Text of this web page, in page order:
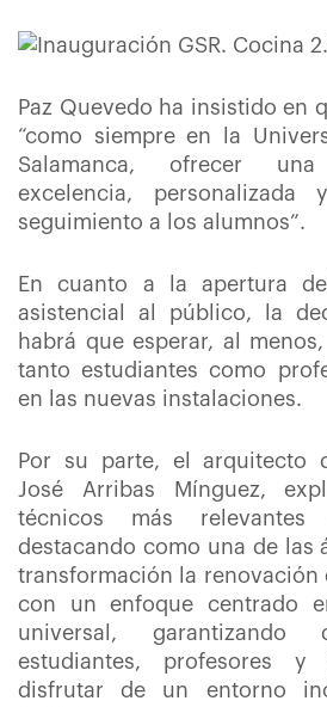
Paz Quevedo ha insistido en
“como siempre en la
Salamanca, ofrecer
excelencia, personalizada
seguimiento a los alumnos”.
En cuanto a la apertura
asistencial al público, la
habrá que esperar, al
tanto estudiantes como
en las nuevas instalaciones.
Por su parte, el arquitecto
José Arribas Mínguez,
técnicos más
destacando como una de las
transformación la renovación
con un enfoque centrado
universal,
estudiantes, profesores y
disfrutar de un entorno